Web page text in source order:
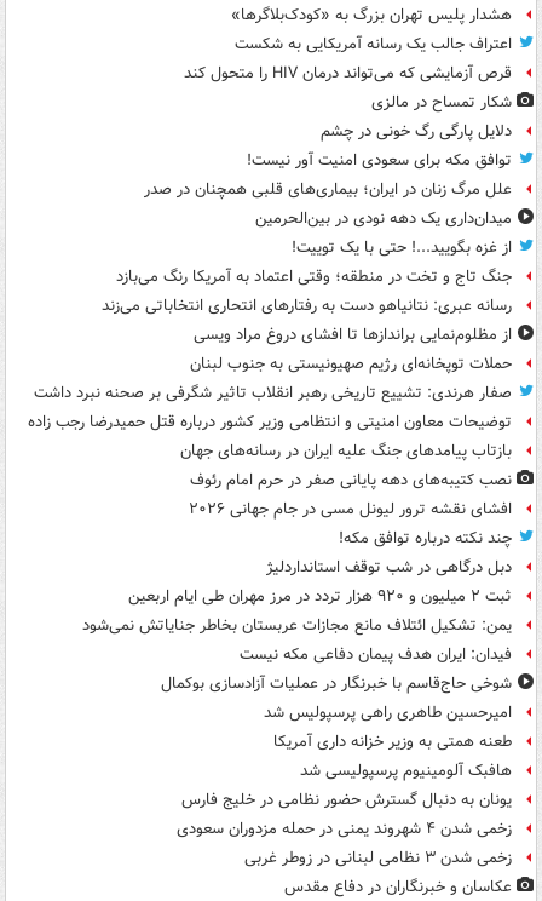
هشدار پلیس تهران بزرگ به «کودک‌بلاگرها»
اعتراف جالب یک رسانه آمریکایی به شکست
قرص آزمایشی که می‌تواند درمان HIV را متحول کند
شکار تمساح در مالزی
دلایل پارگی رگ خونی در چشم
توافق مکه برای سعودی امنیت آور نیست!
علل مرگ زنان در ایران؛ بیماری‌های قلبی همچنان در صدر
میدان‌داری یک دهه نودی در بین‌الحرمین
از غزه بگویید...! حتی با یک توییت!
جنگ تاج و تخت در منطقه؛ وقتی اعتماد به آمریکا رنگ می‌بازد
رسانه عبری: نتانیاهو دست به رفتارهای انتحاری انتخاباتی می‌زند
از مظلوم‌نمایی براندازها تا افشای دروغ مراد ویسی
حملات توپخانه‌ای رژیم صهیونیستی به جنوب لبنان
صفار هرندی: تشییع تاریخی رهبر انقلاب تاثیر شگرفی بر صحنه نبرد داشت
توضیحات معاون امنیتی و انتظامی وزیر کشور درباره قتل حمیدرضا رجب زاده
بازتاب پیامدهای جنگ علیه ایران در رسانه‌های جهان
نصب کتیبه‌های دهه پایانی صفر در حرم امام رئوف
افشای نقشه ترور لیونل مسی در جام جهانی ۲۰۲۶
چند نکته درباره توافق مکه!
دبل درگاهی در شب توقف استانداردلیژ
ثبت ۲ میلیون و ۹۲۰ هزار تردد در مرز مهران طی ایام اربعین
یمن: تشکیل ائتلاف مانع مجازات عربستان بخاطر جنایاتش نمی‌شود
فیدان: ایران هدف پیمان دفاعی مکه نیست
شوخی حاج‌قاسم با خبرنگار در عملیات آزادسازی بوکمال
امیرحسین طاهری راهی پرسپولیس شد
طعنه همتی به وزیر خزانه داری آمریکا
هافبک آلومینیوم پرسپولیسی شد
یونان به دنبال گسترش حضور نظامی در خلیج فارس
زخمی شدن ۴ شهروند یمنی در حمله مزدوران سعودی
زخمی شدن ۳ نظامی لبنانی در زوطر غربی
عکاسان و خبرنگاران در دفاع مقدس